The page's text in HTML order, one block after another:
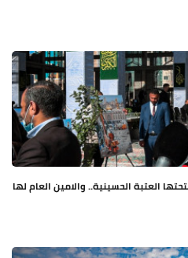
العتبة الحسينية.. والامين العام لها